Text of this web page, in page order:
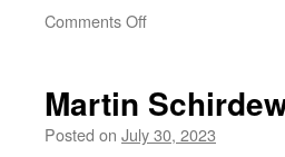
Comments Offon
sterben«
Martin
Posted on July 30, 2023